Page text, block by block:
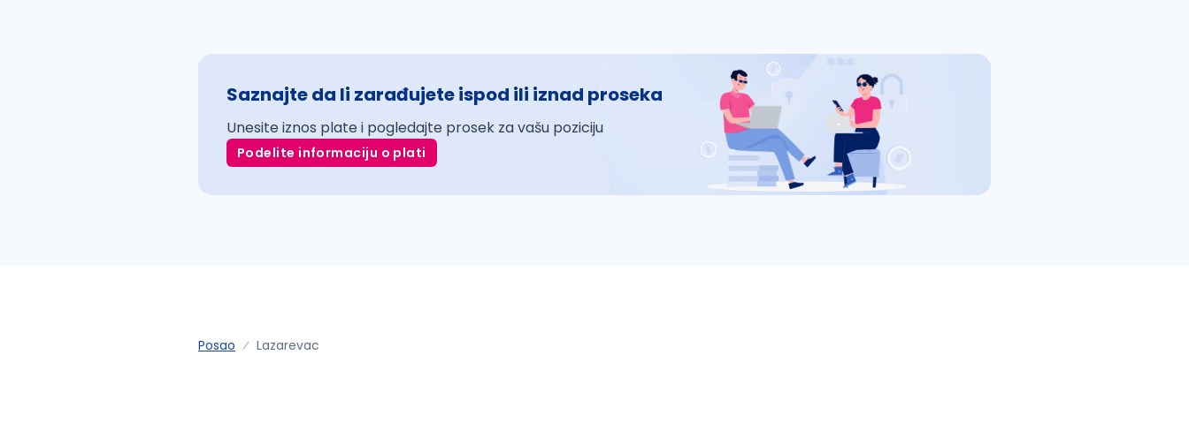
Saznajte da li zarađujete ispod ili iznad proseka
Unesite iznos plate i pogledajte prosek za vašu poziciju
Podelite informaciju o plati
Posao Lazarevac